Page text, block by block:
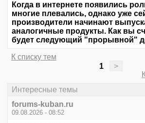
Когда в интернете появились
многие плевались, однако уже
производители начинают
аналогичные продукты. Как вы
будет следующий "прорывной"
К списку тем
1
>
Интересные темы
forums-kuban.ru
09.08.2026 - 08:52